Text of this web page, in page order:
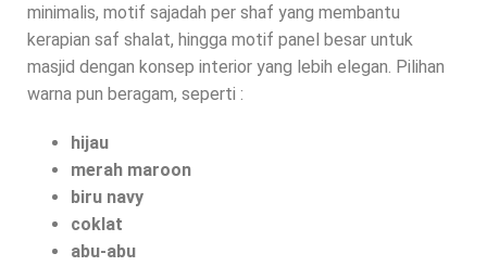
minimalis, motif sajadah per shaf yang membantu
kerapian saf shalat, hingga motif panel besar untuk
masjid dengan konsep interior yang lebih elegan. Pilihan
warna pun beragam, seperti :
hijau
merah maroon
biru navy
coklat
abu-abu